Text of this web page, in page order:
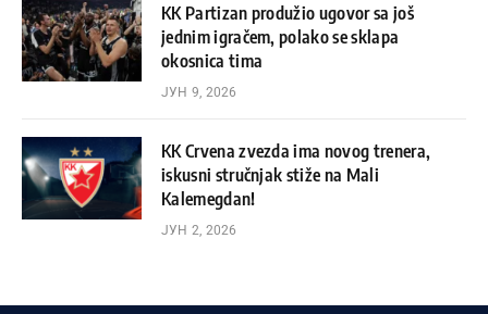
KK Partizan produžio ugovor sa još
jednim igračem, polako se sklapa
okosnica tima
ЈУН 9, 2026
KK Crvena zvezda ima novog trenera,
iskusni stručnjak stiže na Mali
Kalemegdan!
ЈУН 2, 2026